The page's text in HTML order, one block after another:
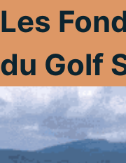
Les
du Golf